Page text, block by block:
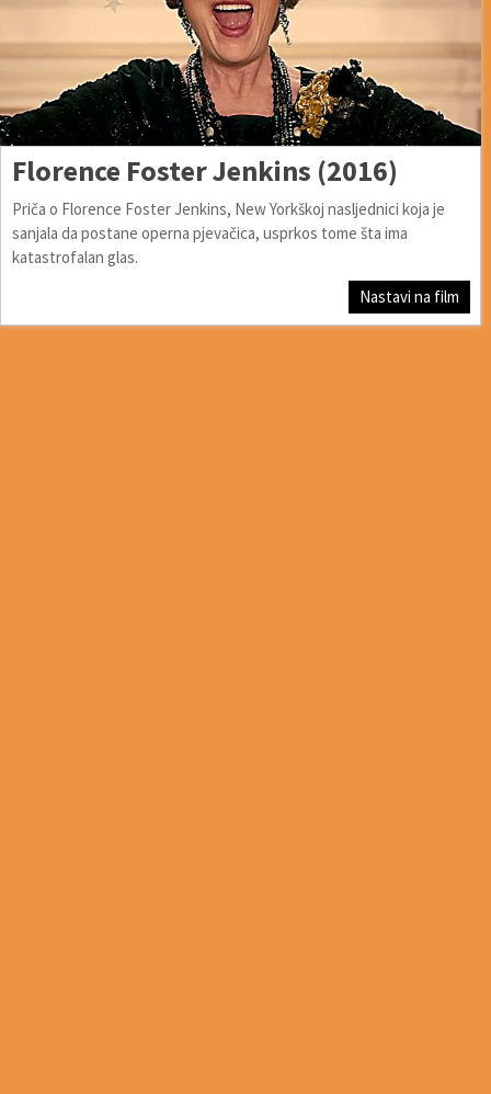
Florence Foster Jenkins (2016)
Priča o Florence Foster Jenkins, New Yorkškoj nasljednici koja je
sanjala da postane operna pjevačica, usprkos tome šta ima
katastrofalan glas.
Nastavi na film